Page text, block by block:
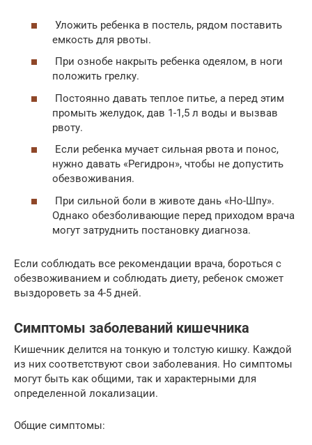
Уложить ребенка в постель, рядом поставить
емкость для рвоты.
При ознобе накрыть ребенка одеялом, в ноги
положить грелку.
Постоянно давать теплое питье, а перед этим
промыть желудок, дав 1-1,5 л воды и вызвав
рвоту.
Если ребенка мучает сильная рвота и понос,
нужно давать «Регидрон», чтобы не допустить
обезвоживания.
При сильной боли в животе дань «Но-Шпу».
Однако обезболивающие перед приходом врача
могут затруднить постановку диагноза.
Если соблюдать все рекомендации врача, бороться с
обезвоживанием и соблюдать диету, ребенок сможет
выздороветь за 4-5 дней.
Симптомы заболеваний кишечника
Кишечник делится на тонкую и толстую кишку. Каждой
из них соответствуют свои заболевания. Но симптомы
могут быть как общими, так и характерными для
определенной локализации.
Общие симптомы: